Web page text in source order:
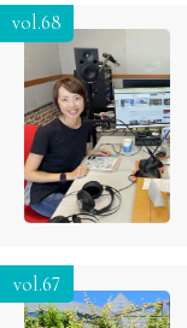
vol.68
vol.67